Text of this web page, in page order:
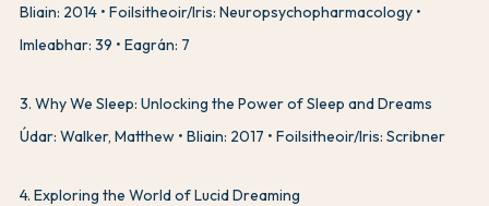
Bliain: 2014
Foilsitheoir/Iris: Neuropsychopharmacology
Imleabhar: 39
Eagrán: 7
3. Why We Sleep: Unlocking the Power of Sleep and Dreams
Údar: Walker, Matthew
Bliain: 2017 Foilsitheoir/Iris: Scribner
4. Exploring the World of Lucid Dreaming